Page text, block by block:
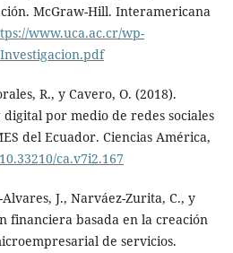
McGraw-Hill. Interamericana
www.uca.ac.cr/wp-
R., y Cavero, O. (2018).
por medio de redes sociales
del Ecuador. Ciencias América,
ca.v7i2.167
J., Narváez-Zurita, C., y
financiera basada en la creación
de servicios.